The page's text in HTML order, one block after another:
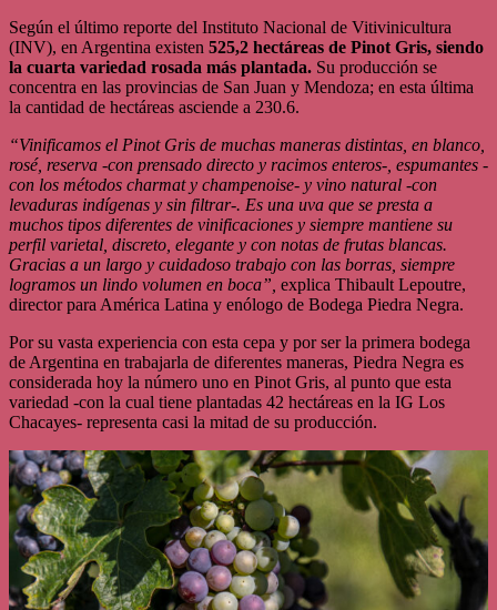
Según el último reporte del Instituto Nacional de Vitivinicultura
(INV), en Argentina existen 525,2 hectáreas de Pinot Gris, siendo
la cuarta variedad rosada más plantada. Su producción se
concentra en las provincias de San Juan y Mendoza; en esta última
la cantidad de hectáreas asciende a 230.6.
“Vinificamos el Pinot Gris de muchas maneras distintas, en blanco,
rosé, reserva -con prensado directo y racimos enteros-, espumantes -
con los métodos charmat y champenoise- y vino natural -con
levaduras indígenas y sin filtrar-. Es una uva que se presta a
muchos tipos diferentes de vinificaciones y siempre mantiene su
perfil varietal, discreto, elegante y con notas de frutas blancas.
Gracias a un largo y cuidadoso trabajo con las borras, siempre
logramos un lindo volumen en boca”, explica Thibault Lepoutre,
director para América Latina y enólogo de Bodega Piedra Negra.
Por su vasta experiencia con esta cepa y por ser la primera bodega
de Argentina en trabajarla de diferentes maneras, Piedra Negra es
considerada hoy la número uno en Pinot Gris, al punto que esta
variedad -con la cual tiene plantadas 42 hectáreas en la IG Los
Chacayes- representa casi la mitad de su producción.